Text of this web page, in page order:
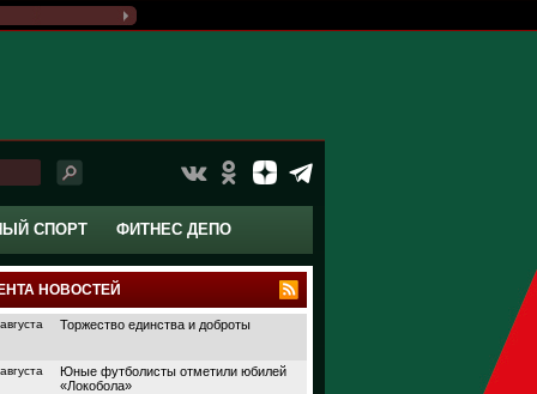
СПОРТ ФИТНЕС ДЕПО
НОВОСТЕЙ
Торжество единства и доброты
Юные футболисты отметили юбилей
«Локобола»